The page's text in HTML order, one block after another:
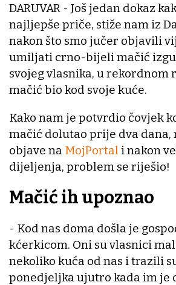
DARUVAR - Još jedan dokaz
najljepše priče, stiže nam iz
nakon što smo jučer objavili
umiljati crno-bijeli mačić
svojeg vlasnika, u rekordnom
mačić bio kod svoje kuće.
Kako nam je potvrdio čovjek
mačić dolutao prije dva dana,
objave na MojPortal i nakon
dijeljenja, problem se riješio!
Mačić ih upoznao
- Kod nas doma došla je
kćerkicom. Oni su vlasnici
nekoliko kuća od nas i trazili
ponedjeljka ujutro kada im je